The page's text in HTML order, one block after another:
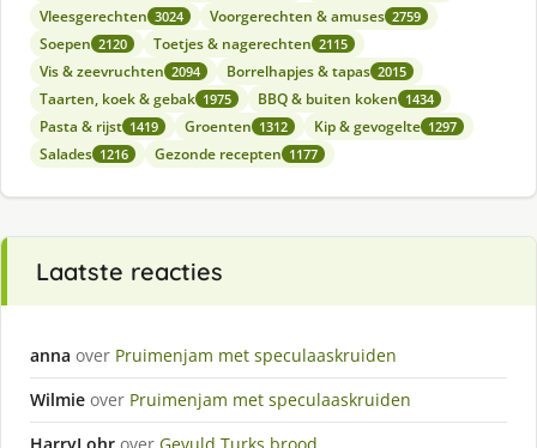
Vleesgerechten 3024 Voorgerechten & amuses 2759
Soepen 2120 Toetjes & nagerechten 2115
Vis & zeevruchten 2094 Borrelhapjes & tapas 2015
Taarten, koek & gebak 1975 BBQ & buiten koken 1434
Pasta & rijst 1419 Groenten 1312 Kip & gevogelte 1297
Salades 1216 Gezonde recepten 1177
Laatste reacties
anna over Pruimenjam met speculaaskruiden
Wilmie over Pruimenjam met speculaaskruiden